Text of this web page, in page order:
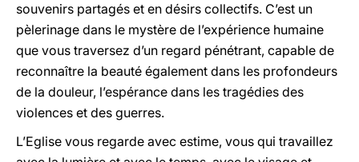
souvenirs partagés et en désirs collectifs. C’est un
pèlerinage dans le mystère de l’expérience humaine
que vous traversez d’un regard pénétrant, capable de
reconnaître la beauté également dans les profondeurs
de la douleur, l’espérance dans les tragédies des
violences et des guerres.
L’Eglise vous regarde avec estime, vous qui travaillez